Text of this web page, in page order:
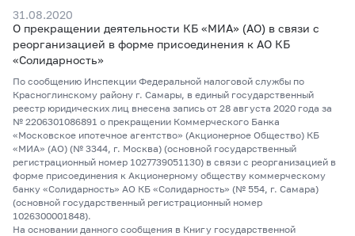
31.08.2020
О прекращении деятельности КБ «МИА» (АО) в связи с
реорганизацией в форме присоединения к АО КБ
«Солидарность»
По сообщению Инспекции Федеральной налоговой службы по
Красноглинскому району г. Самары, в единый государственный
реестр юридических лиц внесена запись от 28 августа 2020 года за
№ 2206301086891 о прекращении Коммерческого Банка
«Московское ипотечное агентство» (Акционерное Общество) КБ
«МИА» (АО) (№ 3344, г. Москва) (основной государственный
регистрационный номер 1027739051130) в связи с реорганизацией в
форме присоединения к Акционерному обществу коммерческому
банку «Солидарность» АО КБ «Солидарность» (№ 554, г. Самара)
(основной государственный регистрационный номер
1026300001848).
На основании данного сообщения в Книгу государственной